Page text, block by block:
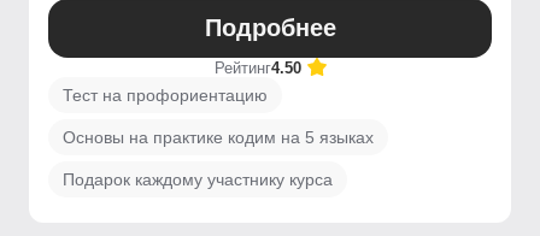
Подробнее
Рейтинг4.50
Тест на профориентацию
Основы на практике кодим на 5 языках
Подарок каждому участнику курса